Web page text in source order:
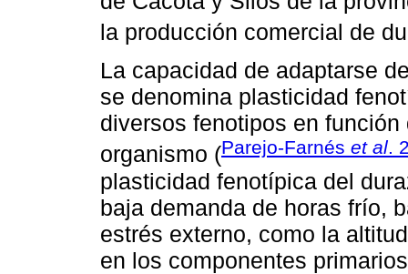
la producción comercial de
La capacidad de adaptarse
se denomina plasticidad
diversos fenotipos en
organismo (Parejo-Farnés et al.
plasticidad fenotípica del
baja demanda de horas frío,
estrés externo, como la
en los componentes